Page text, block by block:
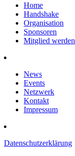
Home
Handshake
Organisation
Sponsoren
Mitglied werden
News
Events
Netzwerk
Kontakt
Impressum
Datenschutzerklärung